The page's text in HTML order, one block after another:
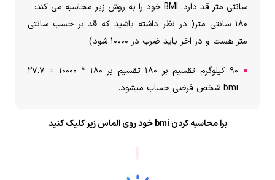
سانتی متر قد دارد. BMI خود را به روش زیر محاسبه می کند:
180 سانتی متر( در نظر داشته باشید که قد بر حسب سانتی
متر هست و در اخر باید ضرب در 10000 شود)
90 کیلوگرم تقسیم بر 180 تقسیم بر 180 * 10000 = 27.7
bmi شخص فرضی حساب میشود.
برا محاسبه کردن bmi خود روی الماس زیر کلیک کنید